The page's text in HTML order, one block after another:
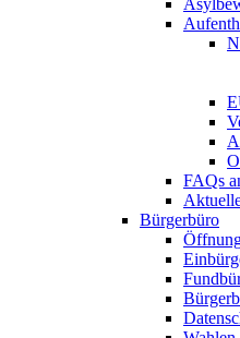
FAQs
Bürgerbüro